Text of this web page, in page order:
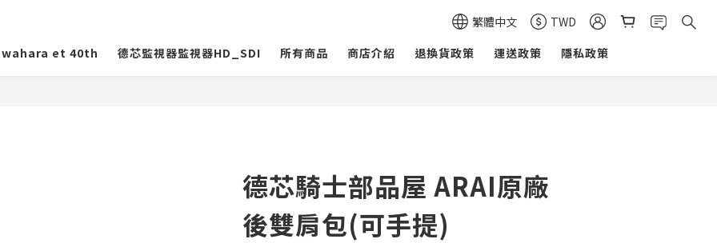
繁體中文
TWD
et 40th
德芯監視器監視器HD_SDI 所有商品 商店介紹 退換貨政策 運送政策 隱私政策
德芯騎士部品屋 ARAI原廠
後雙肩包(可手提)